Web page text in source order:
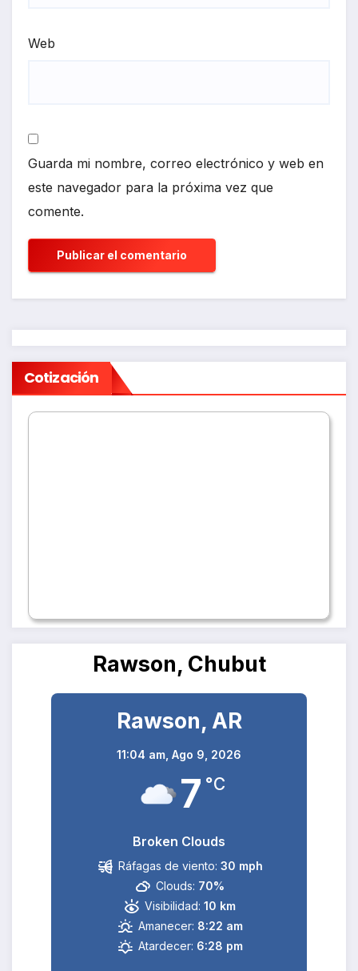
Web
Guarda mi nombre, correo electrónico y web en
este navegador para la próxima vez que
comente.
Cotización
Rawson, Chubut
Rawson, AR
11:04 am, Ago 9, 2026
7 °C
Broken Clouds
Ráfagas de viento: 30 mph
Clouds: 70%
Visibilidad: 10 km
Amanecer: 8:22 am
Atardecer: 6:28 pm